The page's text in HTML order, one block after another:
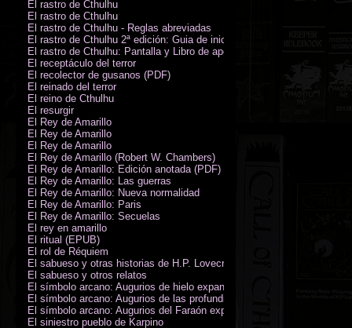
El rastro de Cthulhu
El rastro de Cthulhu
El rastro de Cthulhu - Reglas abreviadas
El rastro de Cthulhu 2ª edición: Guia de inicio (PDF)
El rastro de Cthulhu: Pantalla y Libro de apoyo del Guardián
El receptáculo del terror
El recolector de gusanos (PDF)
El reinado del terror
El reino de Cthulhu
El resurgir
El Rey de Amarillo
El Rey de Amarillo
El Rey de Amarillo
El Rey de Amarillo (Robert W. Chambers)
El Rey de Amarillo: Edición anotada (PDF)
El Rey de Amarillo: Las guerras
El Rey de Amarillo: Nueva normalidad
El Rey de Amarillo: Paris
El Rey de Amarillo: Secuelas
El rey en amarillo
El ritual (EPUB)
El rol de Réquiem
El sabueso y otras historias de H.P. Lovecraft
El sabueso y otros relatos
El símbolo arcano: Augurios de hielo expansión
El símbolo arcano: Augurios de las profundidades expansión
El símbolo arcano: Augurios del Faraón expansión
El siniestro pueblo de Karpino